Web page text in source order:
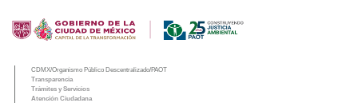
CDMX/Organismo Público Descentralizado/PAOT
Transparencia
Trámites y Servicios
Atención Ciudadana